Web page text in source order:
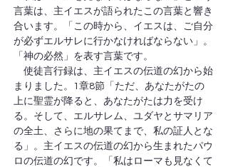
言葉は、主イエスが語られたこの言葉と響き
合います。「この時から、イエスは、ご自分
が必ずエルサレに行かなければならない」。
「神の必然」を表す言葉です。
使徒言行録は、主イエスの伝道の幻から始
まりました。1章8節「ただ、あなたがたの
上に聖霊が降ると、あなたがたは力を受け
る。そして、エルサレム、ユダヤとサマリア
の全土、さらに地の果てまで、私の証人とな
る」。主イエスの伝道の幻から生まれたパウ
ロの伝道の幻です。「私はローマも見なくて